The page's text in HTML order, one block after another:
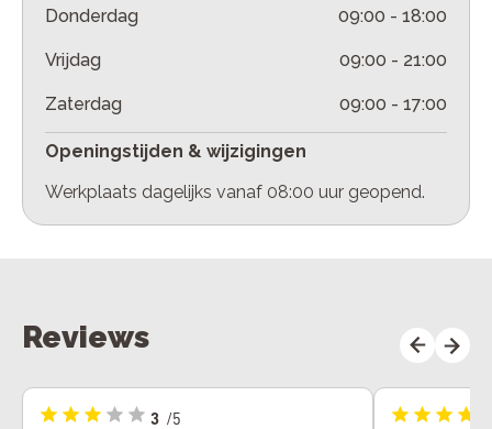
Donderdag 09:00 - 18:00
Vrijdag 09:00 - 21:00
Zaterdag 09:00 - 17:00
Openingstijden & wijzigingen
Werkplaats dagelijks vanaf 08:00 uur geopend.
Reviews
3 /5